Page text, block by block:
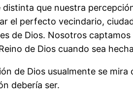
que nuestra
el perfecto vecindario,
de Dios. Nosotros
de Dios cuando sea
de Dios usualmente se
debería ser.